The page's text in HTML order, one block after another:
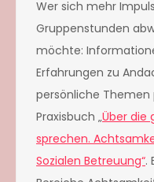
Wer sich mehr
Gruppenstunden
möchte:
Erfahrungen zu
persönliche
Praxisbuch „Über die
sprechen.
Sozialen Betreuung“.